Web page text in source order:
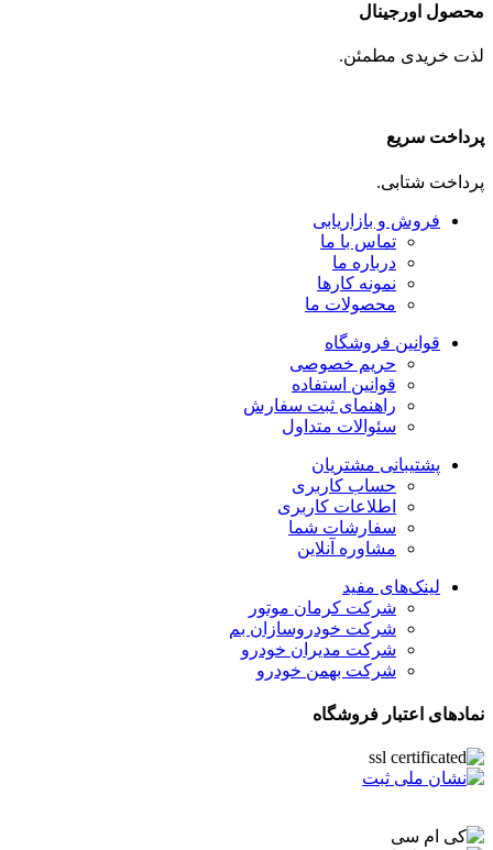
محصول اورجینال
لذت خریدی مطمئن.
پرداخت سریع
پرداخت شتابی.
فروش و بازاریابی
تماس با ما
درباره ما
نمونه کارها
محصولات ما
قوانین فروشگاه
حریم خصوصی
قوانین استفاده
راهنمای ثبت سفارش
سئوالات متداول
پشتیبانی مشتریان
حساب کاربری
اطلاعات کاربری
سفارشات شما
مشاوره آنلاین
لینک‌های مفید
شرکت کرمان موتور
شرکت خودروسازان بم
شرکت مدیران خودرو
شرکت بهمن خودرو
نمادهای اعتبار فروشگاه